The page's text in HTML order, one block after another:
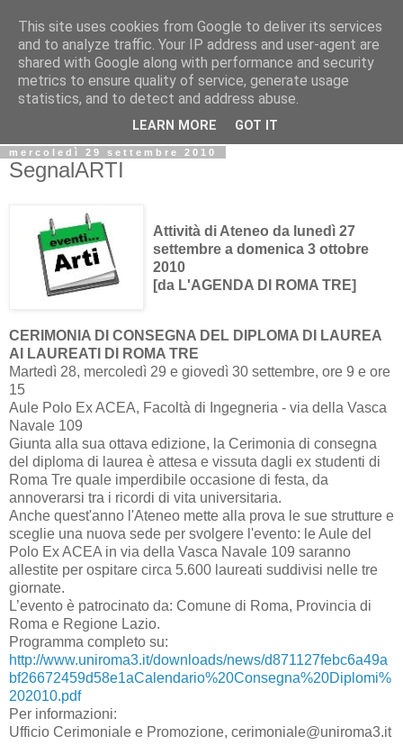
Biblio@rti in
Il Blog della Biblioteca di Area delle arti per condividere
informazioni iniziative incontri
mercoledì 29 settembre 2010
SegnalARTI
Attività di Ateneo da lunedì 27
settembre a domenica 3 ottobre
2010
[da L'AGENDA DI ROMA TRE]
CERIMONIA DI CONSEGNA DEL DIPLOMA DI LAUREA
AI LAUREATI DI ROMA TRE
Martedì 28, mercoledì 29 e giovedì 30 settembre, ore 9 e ore
15
Aule Polo Ex ACEA, Facoltà di Ingegneria - via della Vasca
Navale 109
Giunta alla sua ottava edizione, la Cerimonia di consegna
del diploma di laurea è attesa e vissuta dagli ex studenti di
Roma Tre quale imperdibile occasione di festa, da
annoverarsi tra i ricordi di vita universitaria.
Anche quest'anno l'Ateneo mette alla prova le sue strutture e
sceglie una nuova sede per svolgere l'evento: le Aule del
Polo Ex ACEA in via della Vasca Navale 109 saranno
allestite per ospitare circa 5.600 laureati suddivisi nelle tre
giornate.
L’evento è patrocinato da: Comune di Roma, Provincia di
Roma e Regione Lazio.
Programma completo su:
http://www.uniroma3.it/downloads/news/d871127febc6a49a
bf26672459d58e1aCalendario%20Consegna%20Diplomi%
202010.pdf
Per informazioni:
Ufficio Cerimoniale e Promozione, cerimoniale@uniroma3.it
This site uses cookies from Google to deliver its services
and to analyze traffic. Your IP address and user-agent are
shared with Google along with performance and security
metrics to ensure quality of service, generate usage
statistics, and to detect and address abuse.
LEARN MORE GOT IT